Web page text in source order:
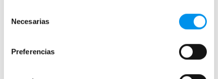
Necesarias
Preferencias